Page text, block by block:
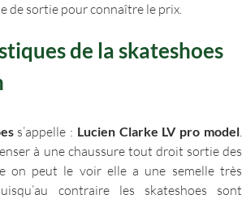
de sortie pour connaître le prix.
de la skateshoes
s’appelle : Lucien Clarke LV pro model
à une chaussure tout droit sortie des
on peut le voir elle a une semelle très
contraire les skateshoes sont